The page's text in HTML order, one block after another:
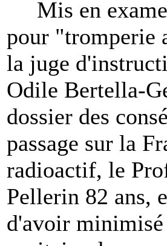
Mis en
pour "tromperie
la juge
Odile Bertella-
dossier des
passage sur la
radioactif, le
Pellerin 82 ans,
d'avoir